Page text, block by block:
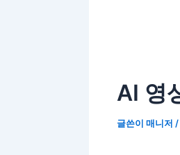
AI 영
글쓴이 매니저 /